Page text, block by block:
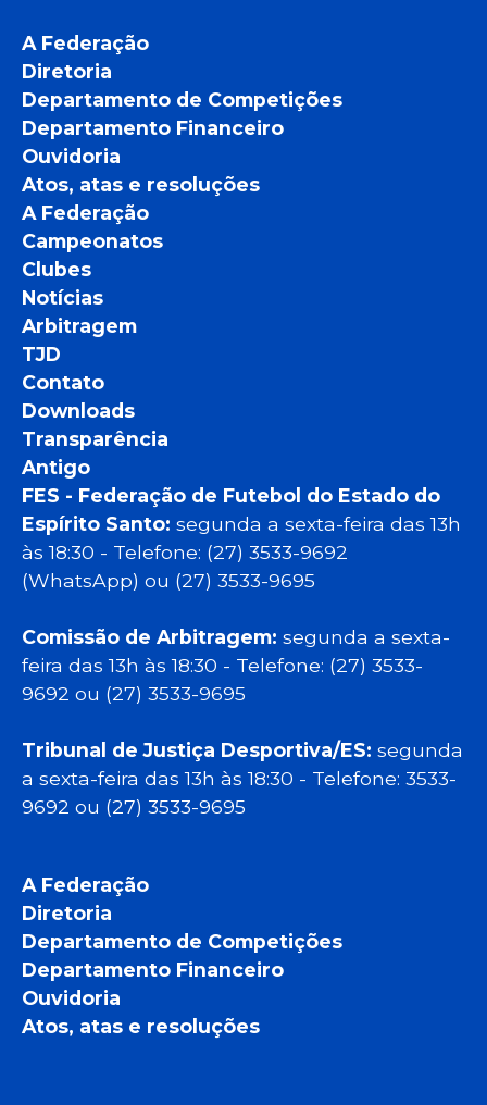
A Federação
Diretoria
Departamento de Competições
Departamento Financeiro
Ouvidoria
Atos, atas e resoluções
A Federação
Campeonatos
Clubes
Notícias
Arbitragem
TJD
Contato
Downloads
Transparência
Antigo
FES - Federação de Futebol do Estado do
Espírito Santo: segunda a sexta-feira das 13h
às 18:30 - Telefone: (27) 3533-9692
(WhatsApp) ou (27) 3533-9695
Comissão de Arbitragem: segunda a sexta-
feira das 13h às 18:30 - Telefone: (27) 3533-
9692 ou (27) 3533-9695
Tribunal de Justiça Desportiva/ES: segunda
a sexta-feira das 13h às 18:30 - Telefone: 3533-
9692 ou (27) 3533-9695
A Federação
Diretoria
Departamento de Competições
Departamento Financeiro
Ouvidoria
Atos, atas e resoluções